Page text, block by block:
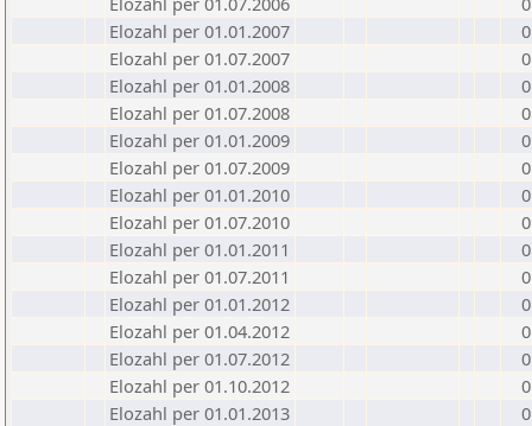
Elozahl per 01.01.2007
0
Elozahl per 01.07.2007
0
Elozahl per 01.01.2008
0
Elozahl per 01.07.2008
0
Elozahl per 01.01.2009
0
Elozahl per 01.07.2009
0
Elozahl per 01.01.2010
0
Elozahl per 01.07.2010
0
Elozahl per 01.01.2011
0
Elozahl per 01.07.2011
0
Elozahl per 01.01.2012
0
Elozahl per 01.04.2012
0
Elozahl per 01.07.2012
0
Elozahl per 01.10.2012
0
Elozahl per 01.01.2013
0